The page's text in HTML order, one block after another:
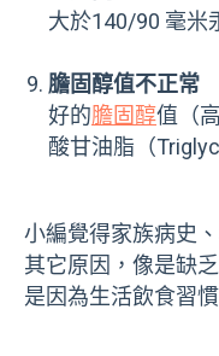
大於140/90 毫米
膽固醇值不正常
好的膽固醇值（
酸甘油脂（
小編覺得家族病史
其它原因，像是缺
是因為生活飲食習